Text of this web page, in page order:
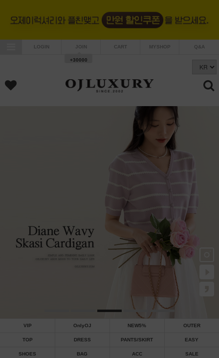
LOGIN JOIN
+30000
CART MYSHOP Q&A
VIP OnlyOJ NEW5% OUTER
TOP DRESS PANTS/SKIRT EASY
SHOES BAG ACC SALE